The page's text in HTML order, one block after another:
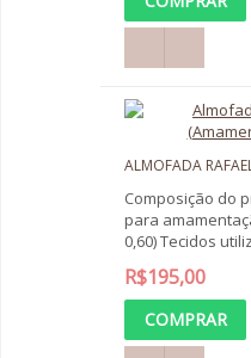
ALMOFADA
Composição do
para
0,60) Tecidos
R$195,00